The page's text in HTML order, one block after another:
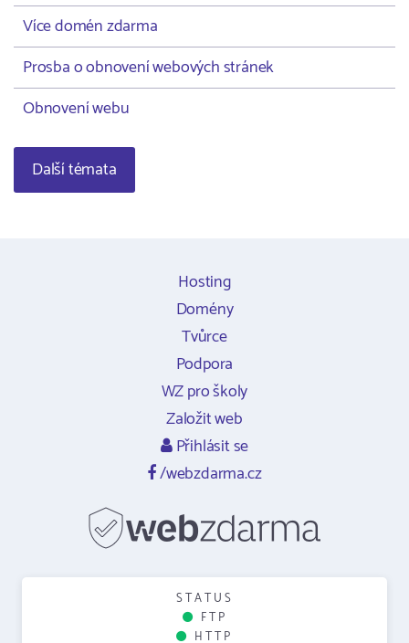
Více domén zdarma
Prosba o obnovení webových stránek
Obnovení webu
Další témata
Hosting
Domény
Tvůrce
Podpora
WZ pro školy
Založit web
Přihlásit se
/webzdarma.cz
STATUS
FTP
HTTP